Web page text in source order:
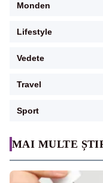
MAI MULTE
Monden
Lifestyle
Vedete
Travel
Sport